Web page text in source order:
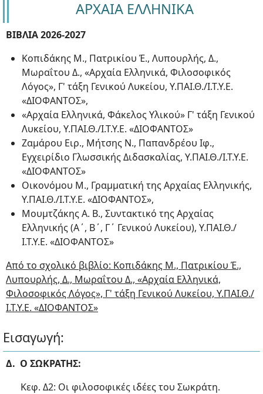
ΑΡΧΑΙΑ ΕΛΛΗΝΙΚΑ
ΒΙΒΛΙΑ 2026-2027
Κοπιδάκης Μ., Πατρικίου Έ., Λυπουρλής, Δ.,
Μωραΐτου Δ., «Αρχαία Ελληνικά, Φιλοσοφικός
Λόγος», Γ' τάξη Γενικού Λυκείου, Υ.ΠΑΙ.Θ./Ι.Τ.Υ.Ε.
«ΔΙΟΦΑΝΤΟΣ»,
«Αρχαία Ελληνικά, Φάκελος Υλικού» Γ' τάξη Γενικού
Λυκείου, Υ.ΠΑΙ.Θ./Ι.Τ.Υ.Ε. «ΔΙΟΦΑΝΤΟΣ»
Ζαμάρου Ειρ., Μήτσης Ν., Παπανδρέου Ιφ.,
Εγχειρίδιο Γλωσσικής Διδασκαλίας, Υ.ΠΑΙ.Θ./Ι.Τ.Υ.Ε.
«ΔΙΟΦΑΝΤΟΣ»
Οικονόμου Μ., Γραμματική της Αρχαίας Ελληνικής,
Υ.ΠΑΙ.Θ./Ι.Τ.Υ.Ε. «ΔΙΟΦΑΝΤΟΣ»,
Μουμτζάκης Α. Β., Συντακτικό της Αρχαίας
Ελληνικής (Α΄, Β΄, Γ΄ Γενικού Λυκείου), Υ.ΠΑΙ.Θ./
Ι.Τ.Υ.Ε. «ΔΙΟΦΑΝΤΟΣ»
Από το σχολικό βιβλίο: Κοπιδάκης Μ., Πατρικίου Έ.,
Λυπουρλής, Δ., Μωραΐτου Δ., «Αρχαία Ελληνικά,
Φιλοσοφικός Λόγος», Γ' τάξη Γενικού Λυκείου, Υ.ΠΑΙ.Θ./
Ι.Τ.Υ.Ε. «ΔΙΟΦΑΝΤΟΣ»
Εισαγωγή:
Δ. Ο ΣΩΚΡΑΤΗΣ:
Κεφ. Δ2: Οι φιλοσοφικές ιδέες του Σωκράτη.